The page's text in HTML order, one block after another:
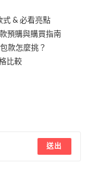
式 & 必看亮點
預購與購買指南
款怎麼挑？
比較
送出